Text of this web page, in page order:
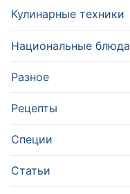
Кулинарные техники
Национальные блюда
Разное
Рецепты
Специи
Статьи